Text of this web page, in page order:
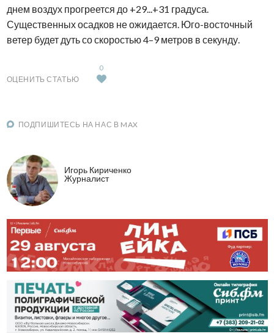
днем воздух прогреется до +29...+31 градуса.
Существенных осадков не ожидается. Юго-восточный
ветер будет дуть со скоростью 4–9 метров в секунду.
ОЦЕНИТЬ СТАТЬЮ
0
ПОДПИШИТЕСЬ НА НАС В MAX
Игорь Кириченко
Журналист